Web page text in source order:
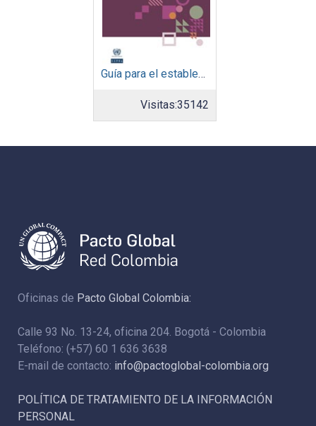
Guía para el establecimiento de un marco de gobernanza de gobierno digital para países de América Latina y el Caribe
Visitas:35142
Oficinas de Pacto Global Colombia:
Calle 93 No. 13-24, oficina 204. Bogotá - Colombia
Teléfono: (+57) 60 1 636 3638
E-mail de contacto: info@pactoglobal-colombia.org
POLÍTICA DE TRATAMIENTO DE LA INFORMACIÓN
PERSONAL